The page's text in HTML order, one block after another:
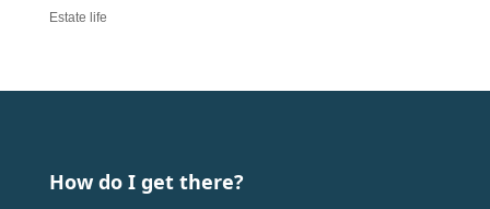
Estate life
How do I get there?